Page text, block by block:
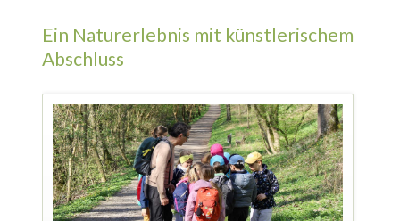
Ein Naturerlebnis mit künstlerischem
Abschluss